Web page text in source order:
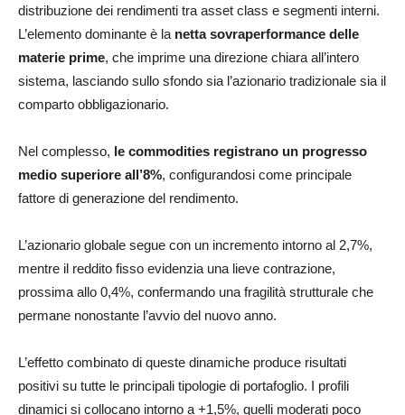
distribuzione dei rendimenti tra asset class e segmenti interni.
L’elemento dominante è la netta sovraperformance delle
materie prime, che imprime una direzione chiara all’intero
sistema, lasciando sullo sfondo sia l’azionario tradizionale sia il
comparto obbligazionario.
Nel complesso, le commodities registrano un progresso
medio superiore all’8%, configurandosi come principale
fattore di generazione del rendimento.
L’azionario globale segue con un incremento intorno al 2,7%,
mentre il reddito fisso evidenzia una lieve contrazione,
prossima allo 0,4%, confermando una fragilità strutturale che
permane nonostante l’avvio del nuovo anno.
L’effetto combinato di queste dinamiche produce risultati
positivi su tutte le principali tipologie di portafoglio. I profili
dinamici si collocano intorno a +1,5%, quelli moderati poco